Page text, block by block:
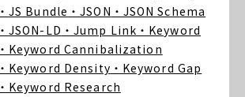
・JS Bundle ・JSON ・JSON Schema
・JSON-LD ・Jump Link ・Keyword
・Keyword Cannibalization
・Keyword Density ・Keyword Gap
・Keyword Research